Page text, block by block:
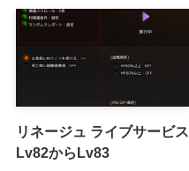
リネージュ ライブサービス
Lv82からLv83